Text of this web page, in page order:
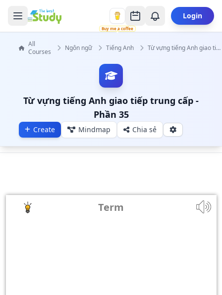
Buy me a coffee
Login
All
Courses
Ngôn ngữ Tiếng Anh Từ vựng tiếng Anh giao tiếp trung cấp
Từ vựng tiếng Anh giao tiếp trung cấp -
Phần 35
Create Mindmap Chia sẻ
Term